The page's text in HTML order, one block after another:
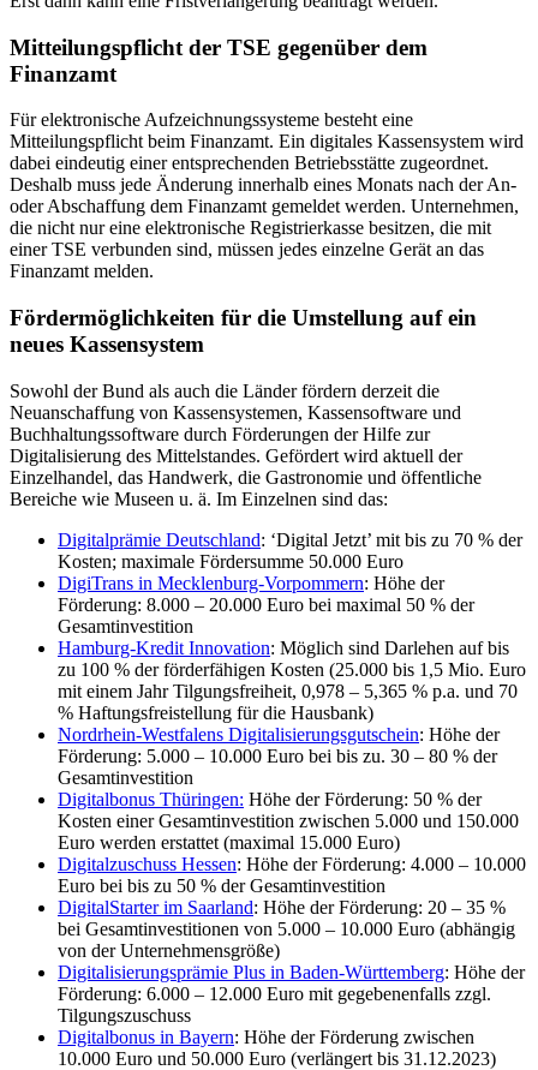
Mitteilungspflicht der TSE gegenüber dem
Finanzamt
Für elektronische Aufzeichnungssysteme besteht eine
Mitteilungspflicht beim Finanzamt. Ein digitales Kassensystem wird
dabei eindeutig einer entsprechenden Betriebsstätte zugeordnet.
Deshalb muss jede Änderung innerhalb eines Monats nach der An-
oder Abschaffung dem Finanzamt gemeldet werden. Unternehmen,
die nicht nur eine elektronische Registrierkasse besitzen, die mit
einer TSE verbunden sind, müssen jedes einzelne Gerät an das
Finanzamt melden.
Fördermöglichkeiten für die Umstellung auf ein
neues Kassensystem
Sowohl der Bund als auch die Länder fördern derzeit die
Neuanschaffung von Kassensystemen, Kassensoftware und
Buchhaltungssoftware durch Förderungen der Hilfe zur
Digitalisierung des Mittelstandes. Gefördert wird aktuell der
Einzelhandel, das Handwerk, die Gastronomie und öffentliche
Bereiche wie Museen u. ä. Im Einzelnen sind das:
Digitalprämie Deutschland: ‘Digital Jetzt’ mit bis zu 70 % der
Kosten; maximale Fördersumme 50.000 Euro
DigiTrans in Mecklenburg-Vorpommern: Höhe der
Förderung: 8.000 – 20.000 Euro bei maximal 50 % der
Gesamtinvestition
Hamburg-Kredit Innovation: Möglich sind Darlehen auf bis
zu 100 % der förderfähigen Kosten (25.000 bis 1,5 Mio. Euro
mit einem Jahr Tilgungsfreiheit, 0,978 – 5,365 % p.a. und 70
% Haftungsfreistellung für die Hausbank)
Nordrhein-Westfalens Digitalisierungsgutschein: Höhe der
Förderung: 5.000 – 10.000 Euro bei bis zu. 30 – 80 % der
Gesamtinvestition
Digitalbonus Thüringen: Höhe der Förderung: 50 % der
Kosten einer Gesamtinvestition zwischen 5.000 und 150.000
Euro werden erstattet (maximal 15.000 Euro)
Digitalzuschuss Hessen: Höhe der Förderung: 4.000 – 10.000
Euro bei bis zu 50 % der Gesamtinvestition
DigitalStarter im Saarland: Höhe der Förderung: 20 – 35 %
bei Gesamtinvestitionen von 5.000 – 10.000 Euro (abhängig
von der Unternehmensgröße)
Digitalisierungsprämie Plus in Baden-Württemberg: Höhe der
Förderung: 6.000 – 12.000 Euro mit gegebenenfalls zzgl.
Tilgungszuschuss
Digitalbonus in Bayern: Höhe der Förderung zwischen
10.000 Euro und 50.000 Euro (verlängert bis 31.12.2023)